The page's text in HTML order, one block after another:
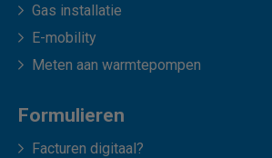
Gas installatie
E-mobility
Meten aan warmtepompen
Formulieren
Facturen digitaal?